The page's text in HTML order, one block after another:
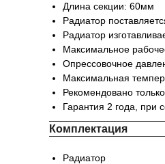
Длина секции: 60мм
Радиатор
Радиатор
Максимальное
Опрессовочное
Максимальная
Рекомендовано
Гарантия 2 года, при
Комплектация
Радиатор